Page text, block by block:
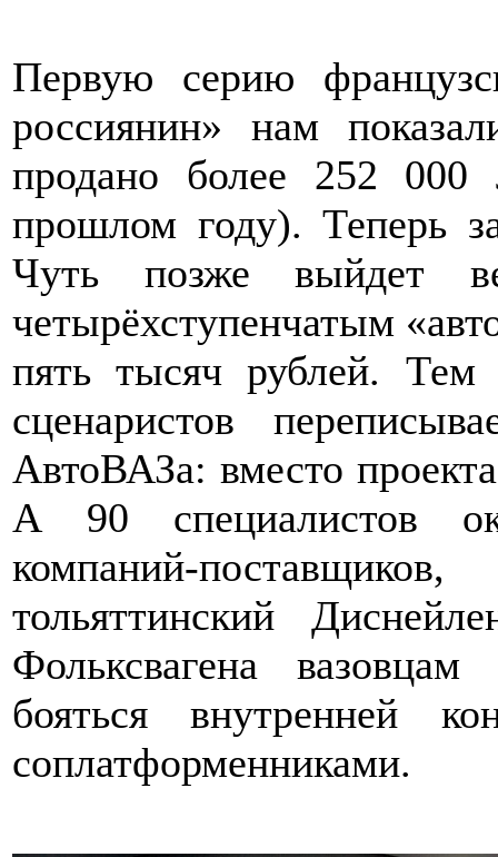
Первую серию
россиянин» нам
продано более 252 000
прошлом году). Теперь
Чуть позже выйдет
четырёхступенчатым
пять тысяч рублей. Тем
сценаристов
АвтоВАЗа: вместо
А 90 специалистов
компаний-
тольяттинский
Фольксвагена
бояться внутренней
соплатформенниками.